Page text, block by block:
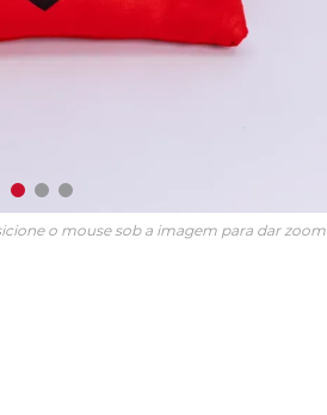
o mouse sob a imagem para dar zoom